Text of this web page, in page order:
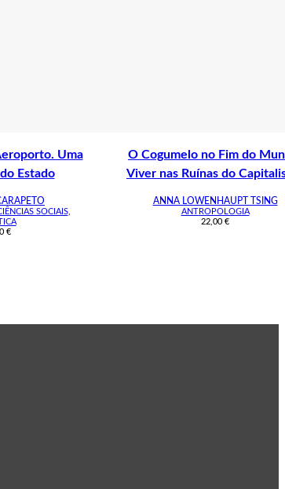
Uma
Estado
SOCIAIS,
€
O Cogumelo no Fim do
Viver nas Ruínas do
ANNA LOWENHAUPT TSING
ANTROPOLOGIA
22,00 €